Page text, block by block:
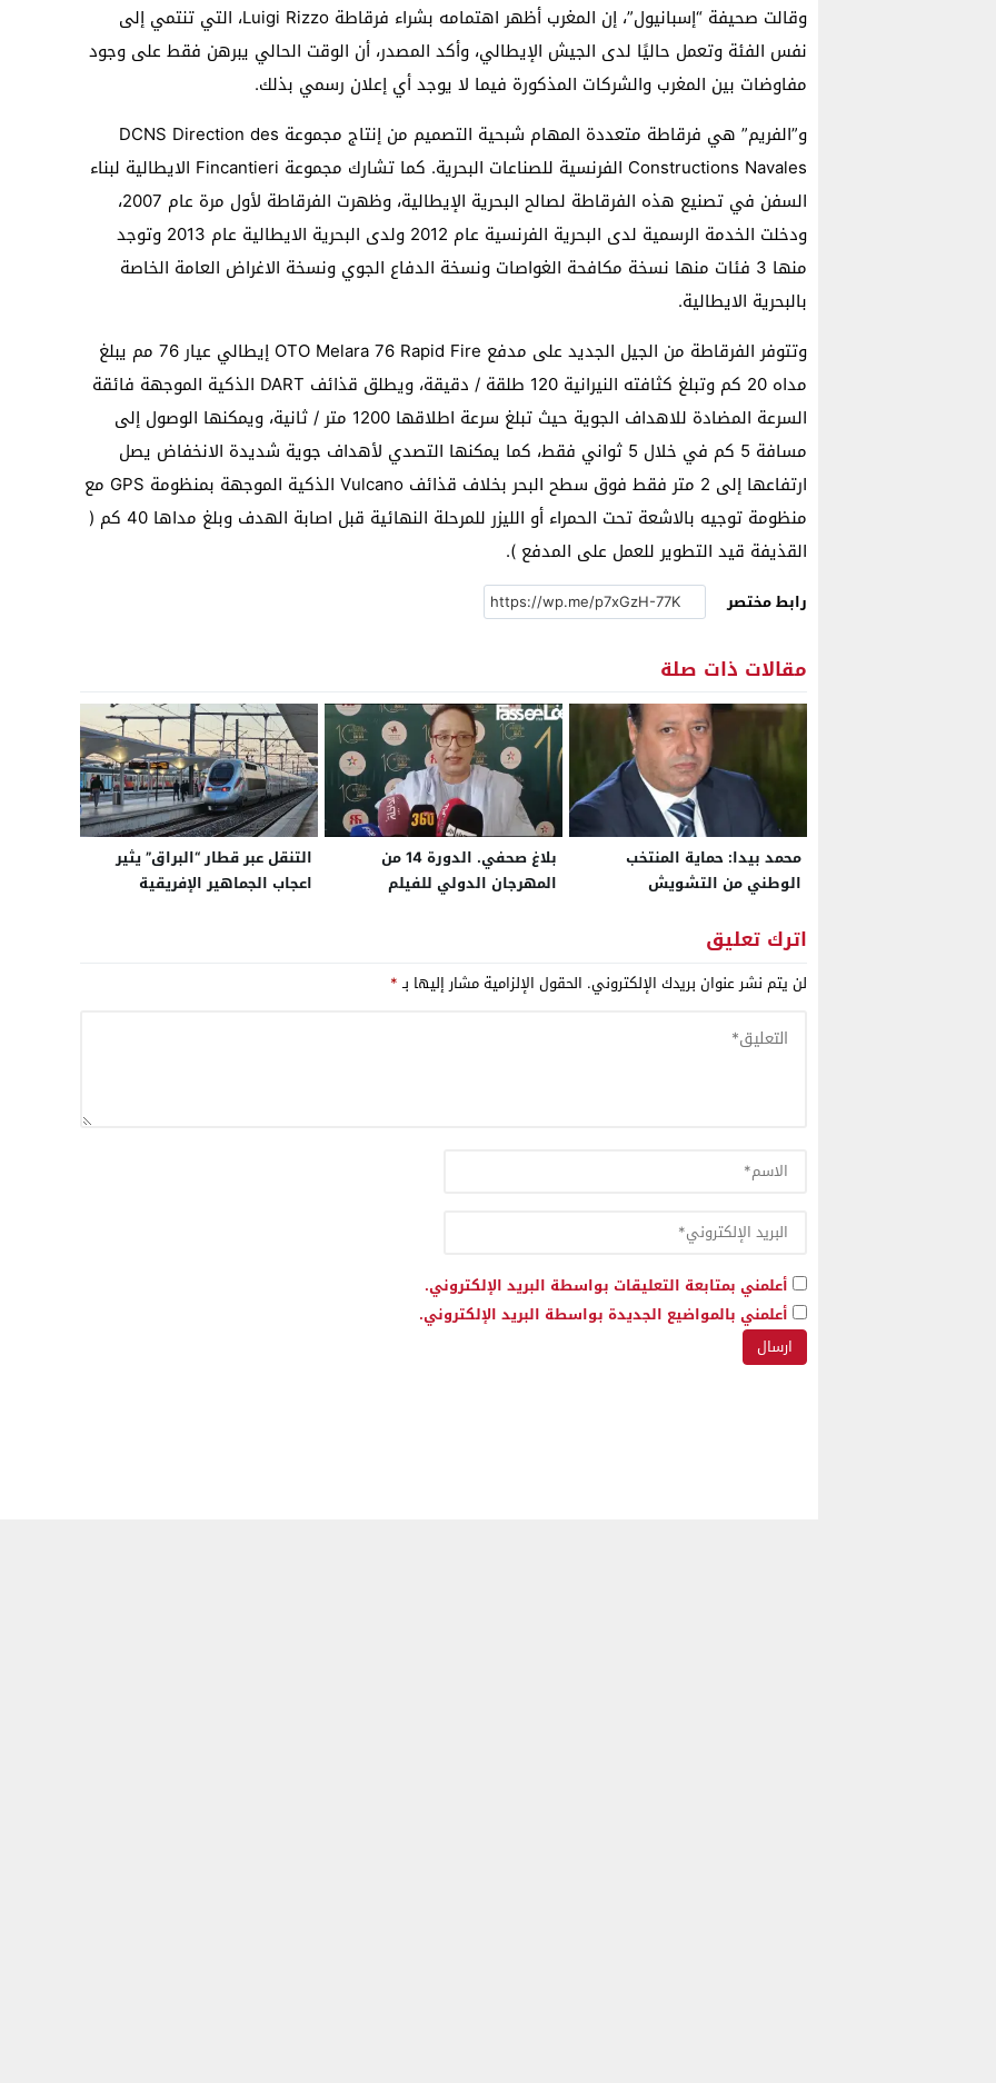
وقالت صحيفة “إسبانيول”، إن المغرب أظهر اهتمامه بشراء فرقاطة Luigi Rizzo، التي تنتمي إلى
نفس الفئة وتعمل حاليًا لدى الجيش الإيطالي، وأكد المصدر، أن الوقت الحالي يبرهن فقط على وجود
مفاوضات بين المغرب والشركات المذكورة فيما لا يوجد أي إعلان رسمي بذلك.
و”الفريم” هي فرقاطة متعددة المهام شبحية التصميم من إنتاج مجموعة DCNS Direction des
Constructions Navales الفرنسية للصناعات البحرية. كما تشارك مجموعة Fincantieri الايطالية لبناء
السفن في تصنيع هذه الفرقاطة لصالح البحرية الإيطالية، وظهرت الفرقاطة لأول مرة عام 2007،
ودخلت الخدمة الرسمية لدى البحرية الفرنسية عام 2012 ولدى البحرية الايطالية عام 2013 وتوجد
منها 3 فئات منها نسخة مكافحة الغواصات ونسخة الدفاع الجوي ونسخة الاغراض العامة الخاصة
بالبحرية الايطالية.
وتتوفر الفرقاطة من الجيل الجديد على مدفع OTO Melara 76 Rapid Fire إيطالي عيار 76 مم يبلغ
مداه 20 كم وتبلغ كثافته النيرانية 120 طلقة / دقيقة، ويطلق قذائف DART الذكية الموجهة فائقة
السرعة المضادة للاهداف الجوية حيث تبلغ سرعة اطلاقها 1200 متر / ثانية، ويمكنها الوصول إلى
مسافة 5 كم في خلال 5 ثواني فقط، كما يمكنها التصدي لأهداف جوية شديدة الانخفاض يصل
ارتفاعها إلى 2 متر فقط فوق سطح البحر بخلاف قذائف Vulcano الذكية الموجهة بمنظومة GPS مع
منظومة توجيه بالاشعة تحت الحمراء أو الليزر للمرحلة النهائية قبل اصابة الهدف وبلغ مداها 40 كم (
القذيفة قيد التطوير للعمل على المدفع ).
رابط مختصر
مقالات ذات صلة
محمد بيدا: حماية المنتخب
الوطني من التشويش
بلاغ صحفي. الدورة 14 من
المهرجان الدولي للفيلم
التنقل عبر قطار “البراق” يثير
اعجاب الجماهير الإفريقية
اترك تعليق
لن يتم نشر عنوان بريدك الإلكتروني. الحقول الإلزامية مشار إليها بـ*
أعلمني بمتابعة التعليقات بواسطة البريد الإلكتروني.
أعلمني بالمواضيع الجديدة بواسطة البريد الإلكتروني.